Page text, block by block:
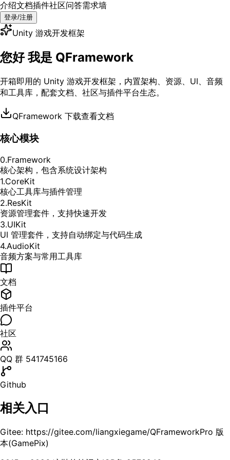
介绍文档插件社区问答需求墙
登录/注册
Unity 游戏开发框架
您好 我是 QFramework
开箱即用的 Unity 游戏开发框架，内置架构、资源、UI、音频
和工具库，配套文档、社区与插件平台生态。
QFramework 下载查看文档
核心模块
0.Framework
核心架构，包含系统设计架构
1.CoreKit
核心工具库与插件管理
2.ResKit
资源管理套件，支持快速开发
3.UIKit
UI 管理套件，支持自动绑定与代码生成
4.AudioKit
音频方案与常用工具库
文档
插件平台
社区
QQ 群 541745166
Github
相关入口
Gitee: https://gitee.com/liangxiegame/QFrameworkPro 版
本(GamePix)